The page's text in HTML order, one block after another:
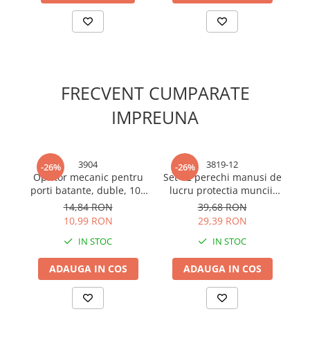
Cabluri electrice si conductori
Cabluri si adaptoare
Lustre si pendule
Insecticide & capcane
Kit-uri Smart Home si senzori
Noptiere
Perii, trimere si clesti animale
Zgarzi, lese si hamuri
Produse ingrijire incaltaminte si
FRECVENT CUMPARATE
IMPREUNA
-26% 3904
Opritor mecanic pentru
porti batante, duble, 100
x 120 x 40mm, AVI-3904
14,84 RON
10,99 RON
IN STOC
ADAUGA IN COS
-26% 3819-12
Set 12 perechi manusi de
lucru protectia muncii,
marimea 10 - L, spuma,
AVI-3819
39,68 RON
29,39 RON
IN STOC
ADAUGA IN COS